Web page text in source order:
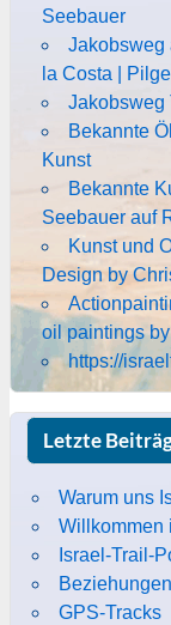
Seebauer
Jakobsweg
la Costa |
Jakobsweg
Bekannte
Kunst
Bekannte
Seebauer auf
Kunst und
Design by
oil paintings
https://
Letzte
Warum uns
Willkommen
Israel-Trail-
GPS-Tracks